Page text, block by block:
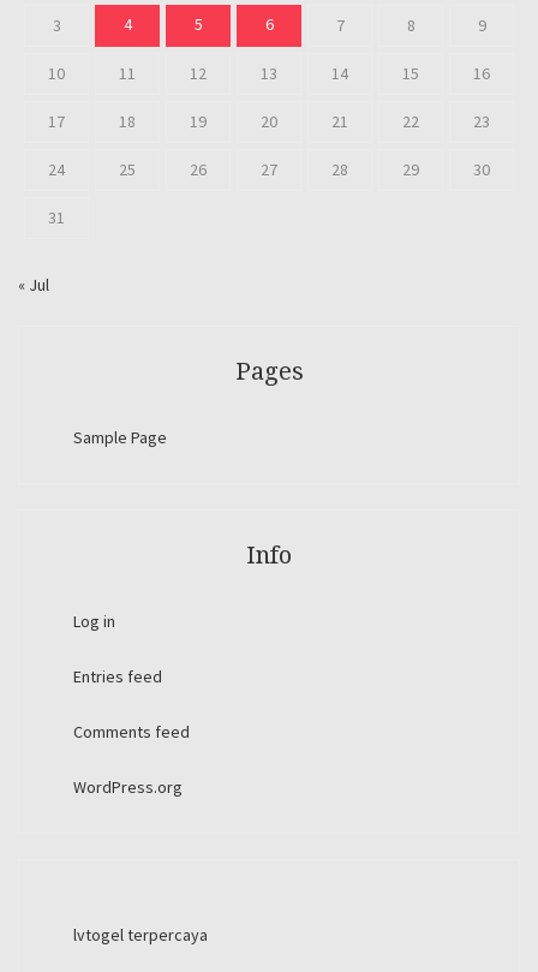
3
4 5 6 7 8 9
10 11 12 13 14 15 16
17 18 19 20 21 22 23
24 25 26 27 28 29 30
31
« Jul
Pages
Sample Page
Info
Log in
Entries feed
Comments feed
WordPress.org
lvtogel terpercaya